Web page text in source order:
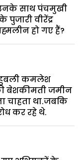
साथ पंचमुखी
वीरेंद्र
हो गए हैं?
कमलेश
बेशकीमती जमीन
चाहता था.जबकि
कर रहे थे.